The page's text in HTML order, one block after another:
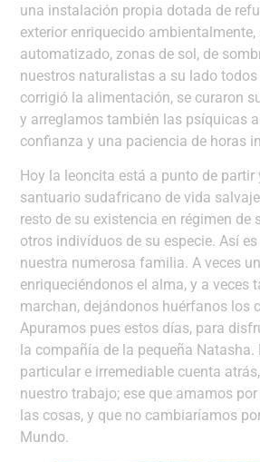
una instalación propia dotada de
exterior enriquecido
automatizado, zonas de sol, de
nuestros naturalistas a su lado
corrigió la alimentación, se curaron
y arreglamos también las psíquicas
confianza y una paciencia de horas
Hoy la leoncita está a punto de partir
santuario sudafricano de vida
resto de su existencia en régimen de
otros indivíduos de su especie. Así
nuestra numerosa familia. A veces
enriqueciéndonos el alma, y a veces
marchan, dejándonos huérfanos los
Apuramos pues estos días, para
la compañía de la pequeña Natasha.
particular e irremediable cuenta
nuestro trabajo; ese que amamos
las cosas, y que no cambiaríamos
Mundo.